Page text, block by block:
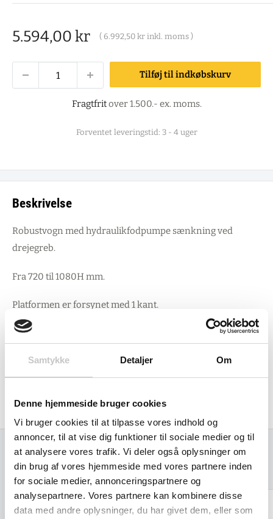
Samtykke Detaljer Om
Denne hjemmeside bruger cookies
Vi bruger cookies til at tilpasse vores indhold og
annoncer, til at vise dig funktioner til sociale medier og til
at analysere vores trafik. Vi deler også oplysninger om
din brug af vores hjemmeside med vores partnere inden
for sociale medier, annonceringspartnere og
analysepartnere. Vores partnere kan kombinere disse
data med andre oplysninger, du har givet dem, eller som
Salgspris
5.594,00 kr ( 6.992,50 kr inkl. moms )
Tilføj til indkøbskurv
Fragtfritover 1.500.- ex. moms.
Forventet leveringstid: 3 - 4 uger
Beskrivelse
Robustvogn med hydraulikfodpumpe sænkning ved
drejegreb.
Fra 720 til 1080H mm.
Platformen er forsynet med 1 kant.
Hældning 15° eller 30°.
2 drejebremsehjul og 2 drejehjul med massiv gummi 125 x
38 mm.
Egenvægt 39 kg
Relaterede varer